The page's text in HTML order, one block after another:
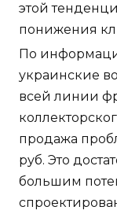
этой
понижения
По
украинские
всей линии
продажа
руб. Это
большим